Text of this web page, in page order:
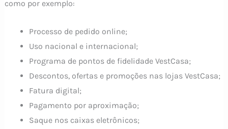
como por exemplo:
Processo de pedido online;
Uso nacional e internacional;
Programa de pontos de fidelidade VestCasa;
Descontos, ofertas e promoções nas lojas VestCasa;
Fatura digital;
Pagamento por aproximação;
Saque nos caixas eletrônicos;